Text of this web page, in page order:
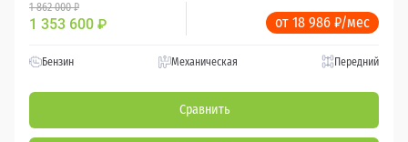
1 862 000 ₽
1 353 600 ₽ от 18 986 ₽/мес
Бензин Механическая Передний
Сравнить